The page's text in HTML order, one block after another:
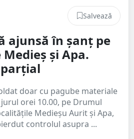
Salvează
ajunsă în șanț pe
și Apa.
doar cu pagube materiale
orei 10.00, pe Drumul
Medieșu Aurit și Apa,
controlul asupra ...